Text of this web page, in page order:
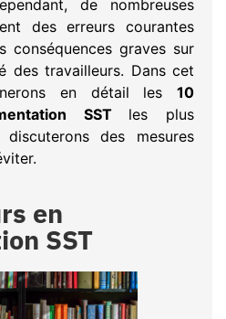
de nombreuses
des erreurs courantes
conséquences graves sur
des travailleurs. Dans cet
en détail les 10
SST les plus
des mesures
en
SST